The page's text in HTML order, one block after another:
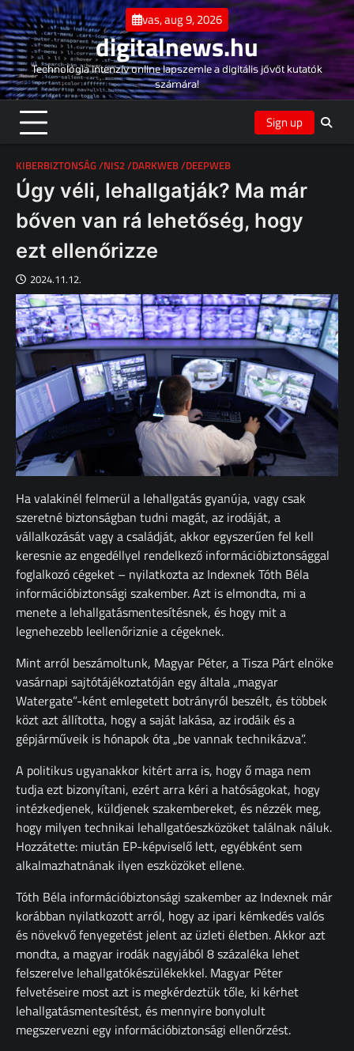
Skip
to
content
vas, aug 9, 2026
digitalnews.hu
Technológia intenzív online lapszemle a digitális jővőt kutatók
számára!
Sign up
KIBERBIZTONSÁG /NIS2 /DARKWEB /DEEPWEB
Úgy véli, lehallgatják? Ma már
bőven van rá lehetőség, hogy
ezt ellenőrizze
2024.11.12.
Ha valakinél felmerül a lehallgatás gyanúja, vagy csak
szeretné biztonságban tudni magát, az irodáját, a
vállalkozását vagy a családját, akkor egyszerűen fel kell
keresnie az engedéllyel rendelkező információbiztonsággal
foglalkozó cégeket – nyilatkozta az Indexnek Tóth Béla
információbiztonsági szakember. Azt is elmondta, mi a
menete a lehallgatásmentesítésnek, és hogy mit a
legnehezebb leellenőriznie a cégeknek.
Mint arról beszámoltunk, Magyar Péter, a Tisza Párt elnöke
vasárnapi sajtótájékoztatóján egy általa „magyar
Watergate”-ként emlegetett botrányról beszélt, és többek
közt azt állította, hogy a saját lakása, az irodáik és a
gépjárműveik is hónapok óta „be vannak technikázva”.
A politikus ugyanakkor kitért arra is, hogy ő maga nem
tudja ezt bizonyítani, ezért arra kéri a hatóságokat, hogy
intézkedjenek, küldjenek szakembereket, és nézzék meg,
hogy milyen technikai lehallgatóeszközöket találnak náluk.
Hozzátette: miután EP-képviselő lett, egyébként sem
alkalmazhatnának ilyen eszközöket ellene.
Tóth Béla információbiztonsági szakember az Indexnek már
korábban nyilatkozott arról, hogy az ipari kémkedés valós
és növekvő fenyegetést jelent az üzleti életben. Akkor azt
mondta, a magyar irodák nagyjából 8 százaléka lehet
felszerelve lehallgatókészülékekkel. Magyar Péter
felvetéseire most azt is megkérdeztük tőle, ki kérhet
lehallgatásmentesítést, és mennyire bonyolult
megszervezni egy információbiztonsági ellenőrzést.